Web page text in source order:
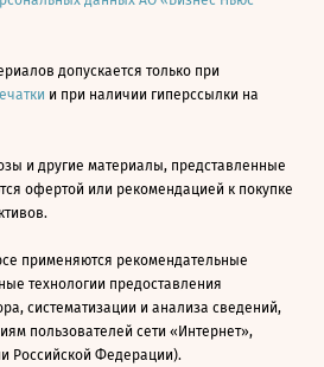
допускается только при
и при наличии гиперссылки на
и другие материалы, представленные
офертой или рекомендацией к покупке
применяются рекомендательные
технологии предоставления
систематизации и анализа сведений,
пользователей сети «Интернет»,
Российской Федерации).